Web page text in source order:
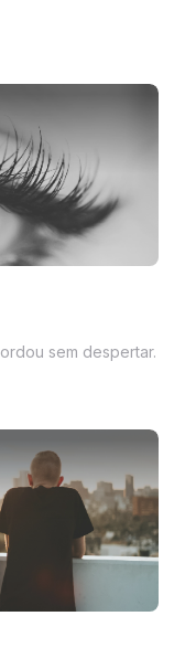
sem despertar.